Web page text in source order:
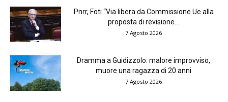
Pnrr, Foti “Via libera da Commissione Ue alla
proposta di revisione...
7 Agosto 2026
Dramma a Guidizzolo: malore improvviso,
muore una ragazza di 20 anni
7 Agosto 2026